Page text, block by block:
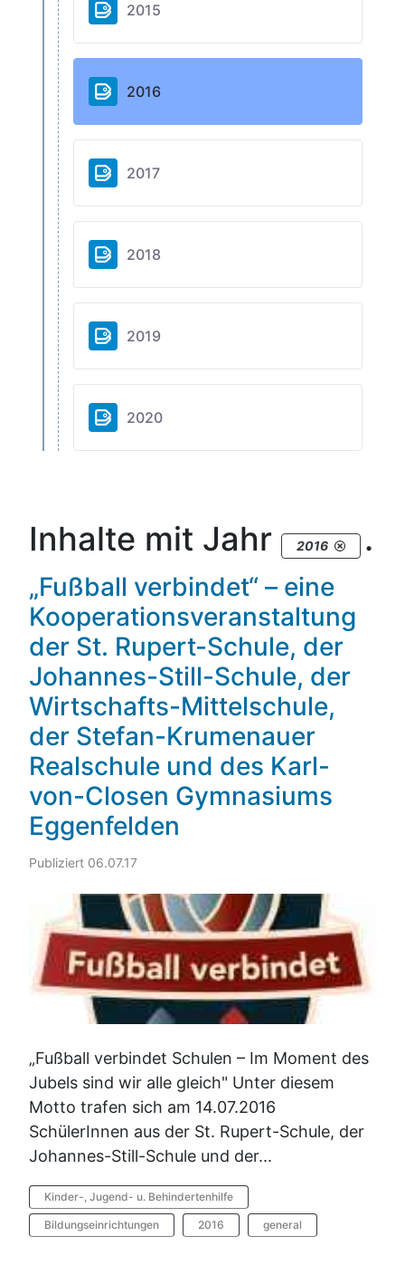
2015
2016
2017
2018
2019
2020
Inhalte mit Jahr 2016 .
„Fußball verbindet“ – eine
Kooperationsveranstaltung
der St. Rupert-Schule, der
Johannes-Still-Schule, der
Wirtschafts-Mittelschule,
der Stefan-Krumenauer
Realschule und des Karl-
von-Closen Gymnasiums
Eggenfelden
Publiziert 06.07.17
„Fußball verbindet Schulen – Im Moment des
Jubels sind wir alle gleich" Unter diesem
Motto trafen sich am 14.07.2016
SchülerInnen aus der St. Rupert-Schule, der
Johannes-Still-Schule und der...
Kinder-, Jugend- u. Behindertenhilfe
Bildungseinrichtungen 2016 general